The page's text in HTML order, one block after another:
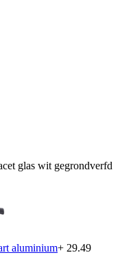
glas wit gegrondverfd
aluminium+ 29.49